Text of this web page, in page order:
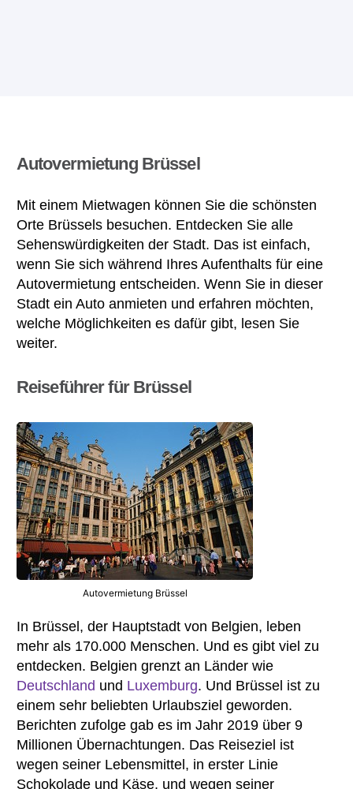
Autovermietung Brüssel
Mit einem Mietwagen können Sie die schönsten
Orte Brüssels besuchen. Entdecken Sie alle
Sehenswürdigkeiten der Stadt. Das ist einfach,
wenn Sie sich während Ihres Aufenthalts für eine
Autovermietung entscheiden. Wenn Sie in dieser
Stadt ein Auto anmieten und erfahren möchten,
welche Möglichkeiten es dafür gibt, lesen Sie
weiter.
Reiseführer für Brüssel
Autovermietung Brüssel
In Brüssel, der Hauptstadt von Belgien, leben
mehr als 170.000 Menschen. Und es gibt viel zu
entdecken. Belgien grenzt an Länder wie
Deutschland und Luxemburg. Und Brüssel ist zu
einem sehr beliebten Urlaubsziel geworden.
Berichten zufolge gab es im Jahr 2019 über 9
Millionen Übernachtungen. Das Reiseziel ist
wegen seiner Lebensmittel, in erster Linie
Schokolade und Käse, und wegen seiner